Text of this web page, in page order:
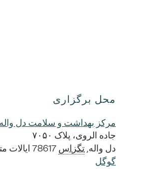
محل برگزاری
مرکز بهداشت و سلامت دل واله
جاده الروی، پلاک ۷۰۵۰
دل واله, تگزاس 78617 ایالات
گوگل